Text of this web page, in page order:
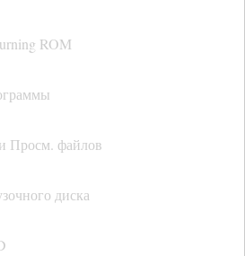
ROM
Просм. файлов
диска